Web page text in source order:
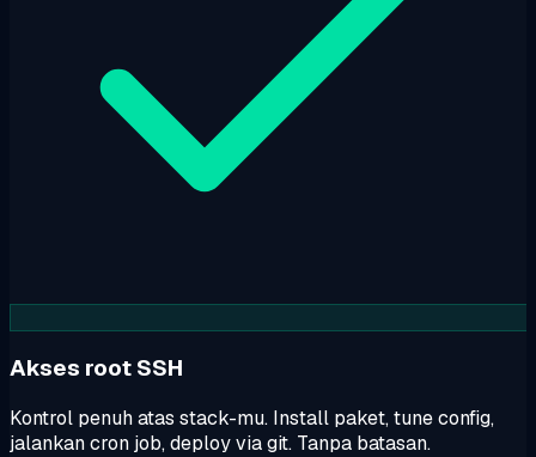
Akses root SSH
Kontrol penuh atas stack-mu. Install paket, tune config,
jalankan cron job, deploy via git. Tanpa batasan.